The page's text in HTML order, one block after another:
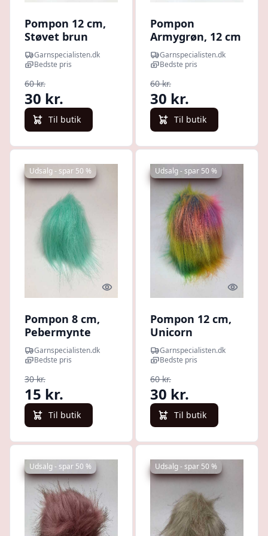
Pompon 12 cm,
Støvet brun
Garnspecialisten.dk
Bedste pris
60 kr.
30 kr.
Til butik
Pompon
Armygrøn, 12 cm
Garnspecialisten.dk
Bedste pris
60 kr.
30 kr.
Til butik
Udsalg - spar 50 %
Quick look
Pompon 8 cm,
Pebermynte
Garnspecialisten.dk
Bedste pris
30 kr.
15 kr.
Til butik
Udsalg - spar 50 %
Quick
Pompon 12 cm,
Unicorn
Garnspecialisten.dk
Bedste pris
60 kr.
30 kr.
Til butik
Udsalg - spar 50 % Udsalg - spar 50 %